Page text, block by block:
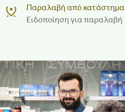
Παραλαβή από κατάστημα
Ειδοποίηση για παραλαβή